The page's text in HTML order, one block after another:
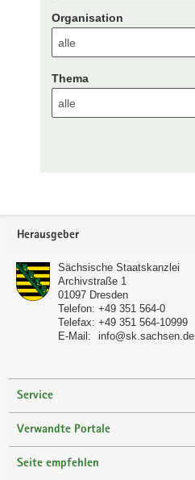
Organisation
Thema
Footer-
Herausgeber
Sächsische Staatskanzlei
Archivstraße 1
01097 Dresden
Telefon: +49 351 564-0
Telefax: +49 351 564-10999
E-Mail:
info@sk.sachsen.de
Service
Verwandte Portale
Seite empfehlen